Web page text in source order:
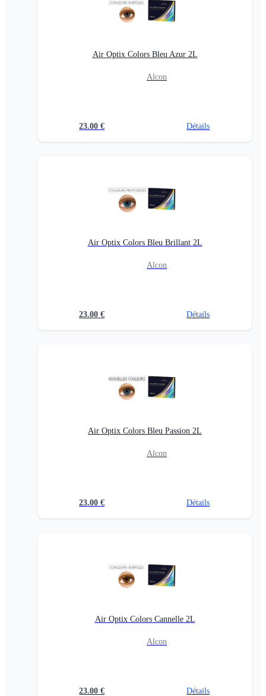
Air Optix Colors Bleu Azur 2L
Alcon
23.00 € Détails
Air Optix Colors Bleu Brillant 2L
Alcon
23.00 € Détails
Air Optix Colors Bleu Passion 2L
Alcon
23.00 € Détails
Air Optix Colors Cannelle 2L
Alcon
23.00 € Détails